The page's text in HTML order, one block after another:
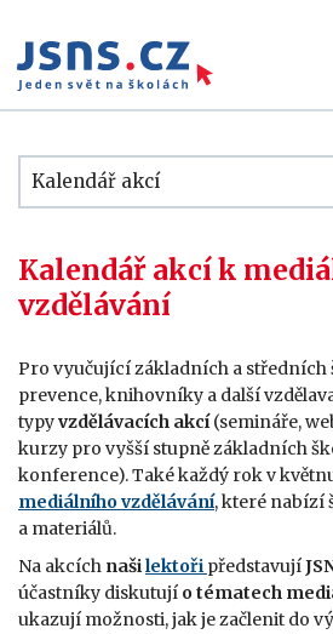
Kalendář akcí
Kalendář akcí k
vzdělávání
Pro vyučující základních a středních
prevence, knihovníky a další
typyvzdělávacích akcí(semináře,
kurzy pro vyšší stupně základních
konference). Také každý rok v
mediálního vzdělávání, které nabízí
a materiálů.
Na akcích našilektoři představují
účastníky diskutují o tématech
ukazují možnosti, jak je začlenit do